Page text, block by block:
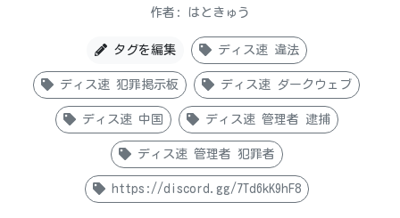
作者: はときゅう
タグを編集 ディス速 違法
ディス速 犯罪掲示板 ディス速 ダークウェブ
ディス速 中国 ディス速 管理者 逮捕
ディス速 管理者 犯罪者
https://discord.gg/7Td6kK9hF8